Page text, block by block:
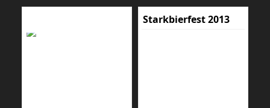
Starkbierfest 2013